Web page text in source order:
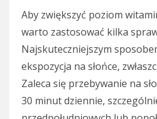
Aby zwiększyć poziom
warto zastosować kilka
Najskuteczniejszym
ekspozycja na słońce,
Zaleca się przebywanie na
30 minut dziennie,